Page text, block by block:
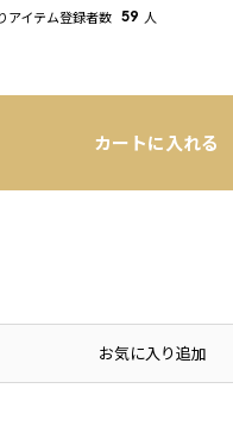
アイテム登録者数 59 人
カートに入れる
お気に入り追加